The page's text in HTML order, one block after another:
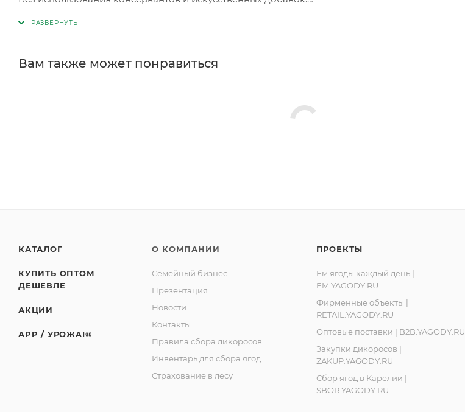
не более 75%.
Вам также может понравиться
КАТАЛОГ
КУПИТЬ ОПТОМ
ДЕШЕВЛЕ
АКЦИИ
APP / УРОЖAI®
О КОМПАНИИ
Семейный бизнес
Презентация
Новости
Контакты
Правила сбора дикоросов
Инвентарь для сбора ягод
Страхование в лесу
ПРОЕКТЫ
Ем ягоды каждый день |
EM.YAGODY.RU
Фирменные объекты |
RETAIL.YAGODY.RU
Оптовые поставки | B2B.YAGODY.RU
Закупки дикоросов |
ZAKUP.YAGODY.RU
Сбор ягод в Карелии |
SBOR.YAGODY.RU